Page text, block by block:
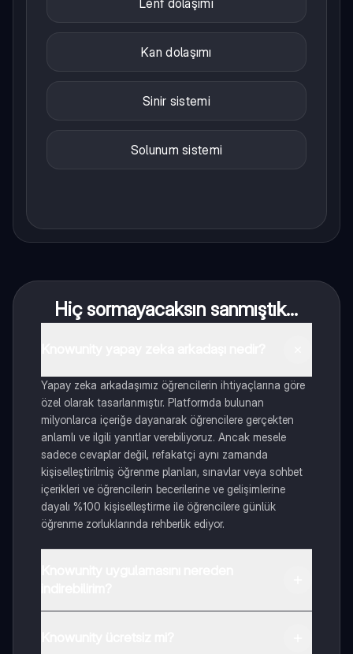
Kan dolaşımı
Sinir sistemi
Solunum sistemi
Hiç sormayacaksın sanmıştık...
Yapay zeka arkadaşımız öğrencilerin ihtiyaçlarına göre
özel olarak tasarlanmıştır. Platformda bulunan
milyonlarca içeriğe dayanarak öğrencilere gerçekten
anlamlı ve ilgili yanıtlar verebiliyoruz. Ancak mesele
sadece cevaplar değil, refakatçi aynı zamanda
kişiselleştirilmiş öğrenme planları, sınavlar veya sohbet
içerikleri ve öğrencilerin becerilerine ve gelişimlerine
dayalı %100 kişiselleştirme ile öğrencilere günlük
öğrenme zorluklarında rehberlik ediyor.